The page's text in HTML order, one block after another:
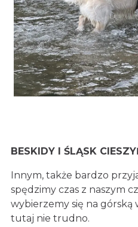
BESKIDY I ŚLĄSK
Innym, także bardzo
spędzimy czas z naszym
wybierzemy się na
tutaj nie trudno.